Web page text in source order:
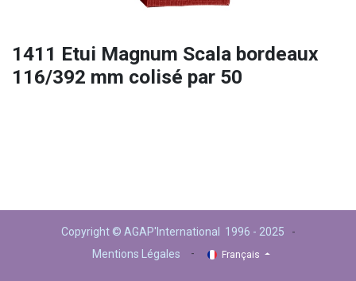
1411 Etui Magnum Scala bordeaux
116/392 mm colisé par 50
Copyright © AGAP'International 1996 - 2025 -
Mentions Légales
- Français